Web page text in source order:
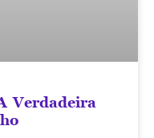
Verdadeira